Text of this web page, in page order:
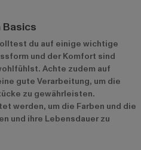
du auf einige wichtige
und der Komfort sind
Achte zudem auf
gute Verarbeitung, um die
zu gewährleisten.
werden, um die Farben und die
und ihre Lebensdauer zu